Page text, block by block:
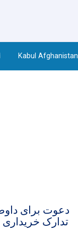
Kabul Afghanistan
دعوت برای